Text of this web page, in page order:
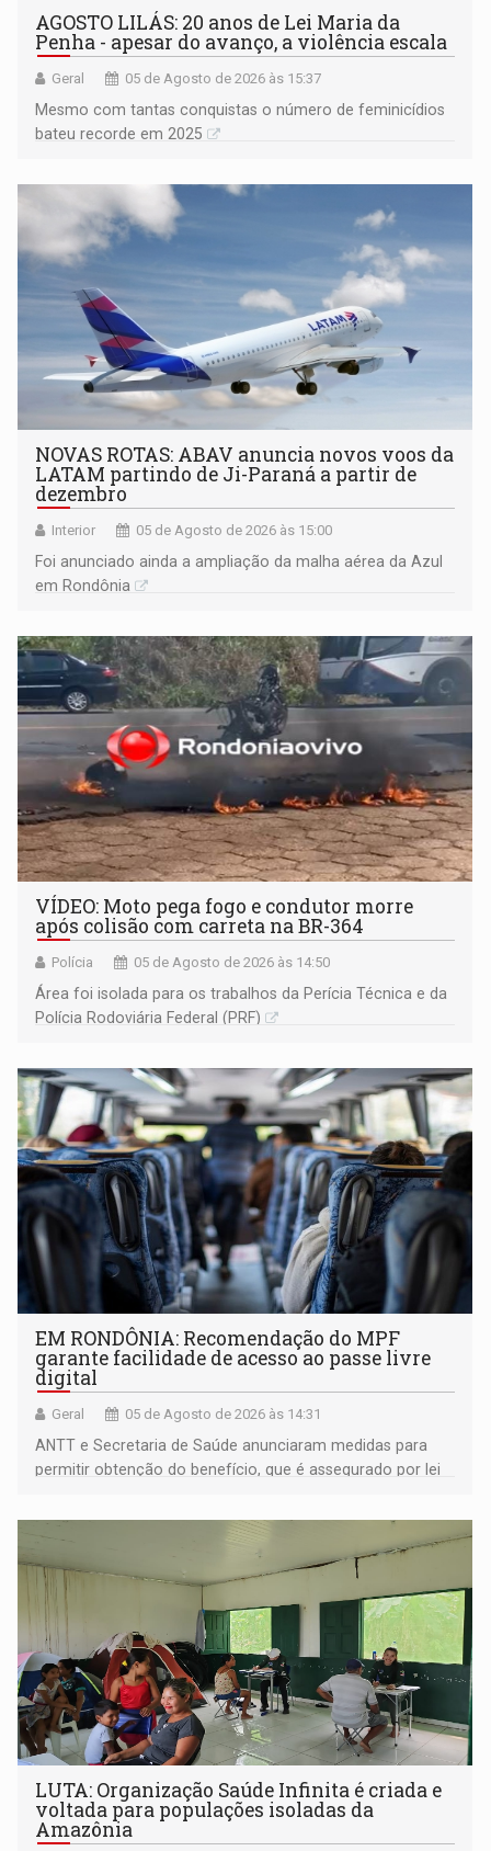
AGOSTO LILÁS: 20 anos de Lei Maria da
Penha - apesar do avanço, a violência escala
Geral 05 de Agosto de 2026 às 15:37
Mesmo com tantas conquistas o número de feminicídios
bateu recorde em 2025
NOVAS ROTAS: ABAV anuncia novos voos da
LATAM partindo de Ji-Paraná a partir de
dezembro
Interior 05 de Agosto de 2026 às 15:00
Foi anunciado ainda a ampliação da malha aérea da Azul
em Rondônia
VÍDEO: Moto pega fogo e condutor morre
após colisão com carreta na BR-364
Polícia 05 de Agosto de 2026 às 14:50
Área foi isolada para os trabalhos da Perícia Técnica e da
Polícia Rodoviária Federal (PRF)
EM RONDÔNIA: Recomendação do MPF
garante facilidade de acesso ao passe livre
digital
Geral 05 de Agosto de 2026 às 14:31
ANTT e Secretaria de Saúde anunciaram medidas para
permitir obtenção do benefício, que é assegurado por lei
LUTA: Organização Saúde Infinita é criada e
voltada para populações isoladas da
Amazônia